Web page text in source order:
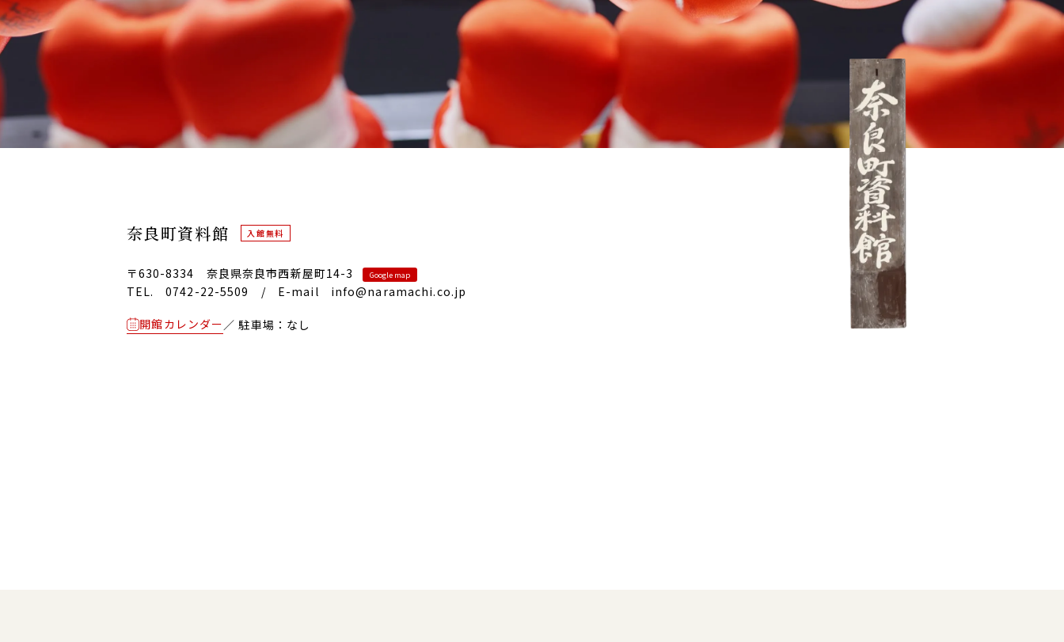
奈良町資料館 入館無料
〒630-8334 奈良県奈良市西新屋町14-3 Google map
TEL. 0742-22-5509 / E-mail info@naramachi.co.jp
開館カレンダー／ 駐車場：なし